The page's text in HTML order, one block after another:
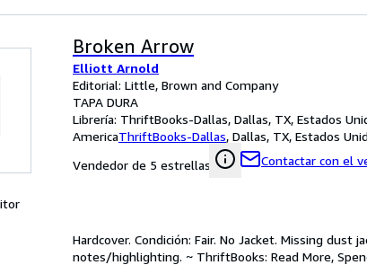
Broken Arrow
Elliott Arnold
Editorial: Little, Brown and Company
TAPA DURA
Librería: ThriftBooks-Dallas, Dallas, TX, Estados
AmericaThriftBooks-Dallas, Dallas, TX, Estados
Vendedor de 5 estrellas
Contactar con el
Hardcover. Condición: Fair. No Jacket. Missing dust
notes/highlighting. ~ ThriftBooks: Read More,